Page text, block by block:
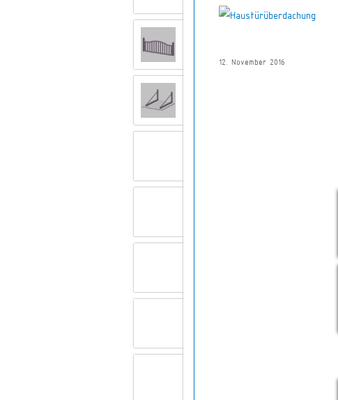
Veröffentlicht
12. November 2016